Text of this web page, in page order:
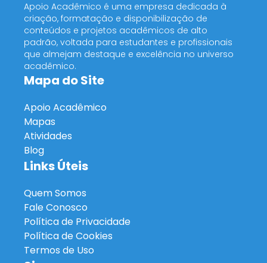
Apoio Acadêmico é uma empresa dedicada à
criação, formatação e disponibilização de
conteúdos e projetos acadêmicos de alto
padrão, voltada para estudantes e profissionais
que almejam destaque e excelência no universo
acadêmico.
Mapa do Site
Apoio Acadêmico
Mapas
Atividades
Blog
Links Úteis
Quem Somos
Fale Conosco
Política de Privacidade
Política de Cookies
Termos de Uso